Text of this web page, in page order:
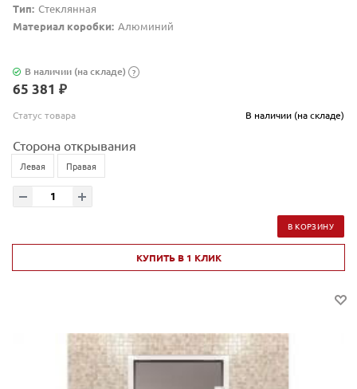
Тип: Стеклянная
Материал коробки: Алюминий
В наличии (на складе) ?
65 381 ₽
Статус товара В наличии (на складе)
Сторона открывания
Левая Правая
В КОРЗИНУ
КУПИТЬ В 1 КЛИК